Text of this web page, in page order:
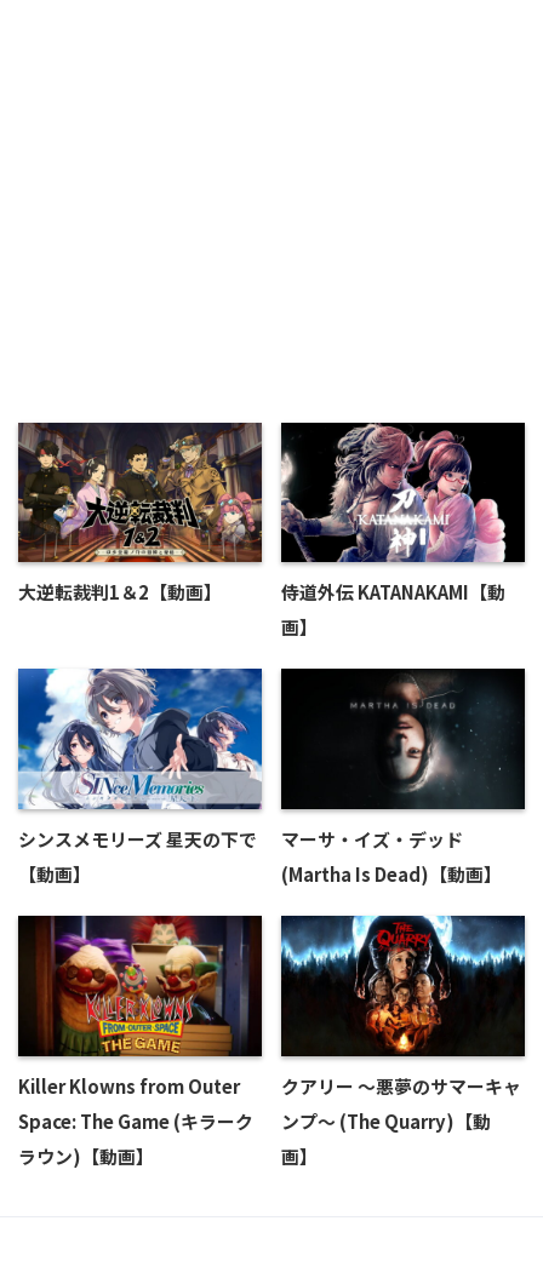
大逆転裁判1＆2【動画】
侍道外伝 KATANAKAMI【動
画】
シンスメモリーズ 星天の下で
【動画】
マーサ・イズ・デッド
(Martha Is Dead)【動画】
Killer Klowns from Outer
Space: The Game (キラーク
ラウン)【動画】
クアリー ～悪夢のサマーキャ
ンプ～ (The Quarry)【動
画】